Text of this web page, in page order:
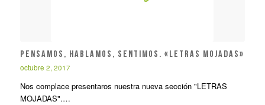
Pensamos, hablamos, sentimos. «Letras mojadas»
octubre 2, 2017
Nos complace presentaros nuestra nueva sección "LETRAS
MOJADAS".…